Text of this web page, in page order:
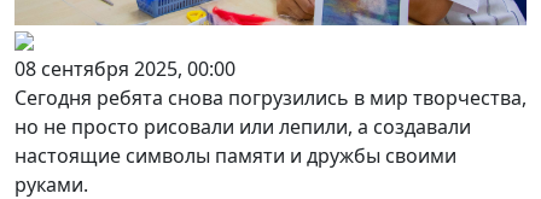
08 сентября 2025, 00:00
Сегодня ребята снова погрузились в мир творчества,
но не просто рисовали или лепили, а создавали
настоящие символы памяти и дружбы своими
руками.